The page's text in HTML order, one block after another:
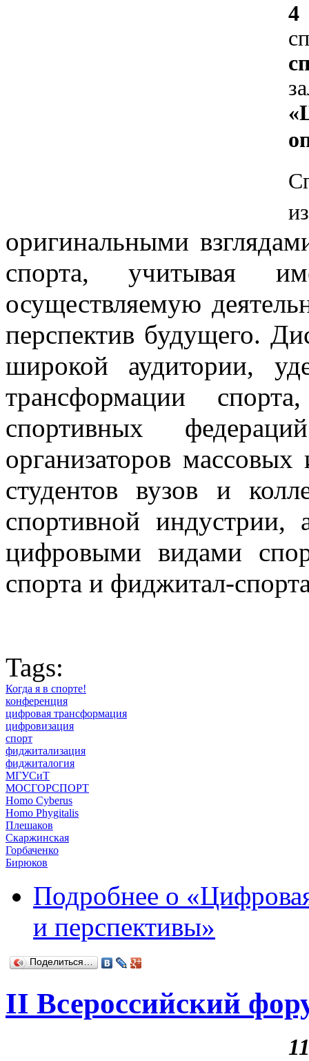
4
оригинальными
спорта, учитывая
осуществляемую
перспектив будущего.
широкой аудитории,
трансформации
спортивных
организаторов
студентов вузов и
спортивной индустрии,
цифровыми видами
спорта и фиджитал-
Tags:
Когда я в спорте!
конференция
цифровая трансформация
цифровизация
спорт
фиджитализация
фиджиталогия
МГУСиТ
МОСГОРСПОРТ
Homo Cyberus
Homo Phygitalis
Плешаков
Скаржинская
Горбаченко
Бирюков
Подробнее о
и перспективы»
Поделиться…
II Всероссийский